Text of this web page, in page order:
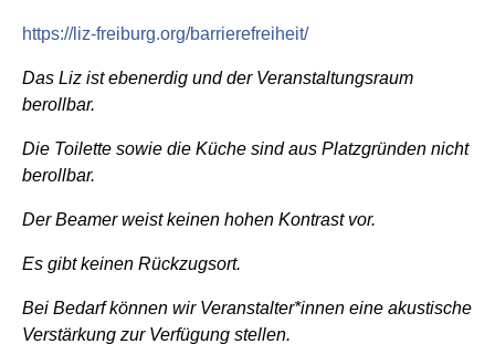
https://liz-freiburg.org/barrierefreiheit/
Das Liz ist ebenerdig und der Veranstaltungsraum
berollbar.
Die Toilette sowie die Küche sind aus Platzgründen nicht
berollbar.
Der Beamer weist keinen hohen Kontrast vor.
Es gibt keinen Rückzugsort.
Bei Bedarf können wir Veranstalter*innen eine akustische
Verstärkung zur Verfügung stellen.